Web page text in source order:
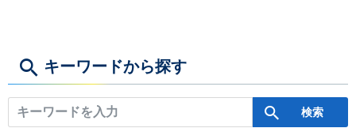
キーワードから探す